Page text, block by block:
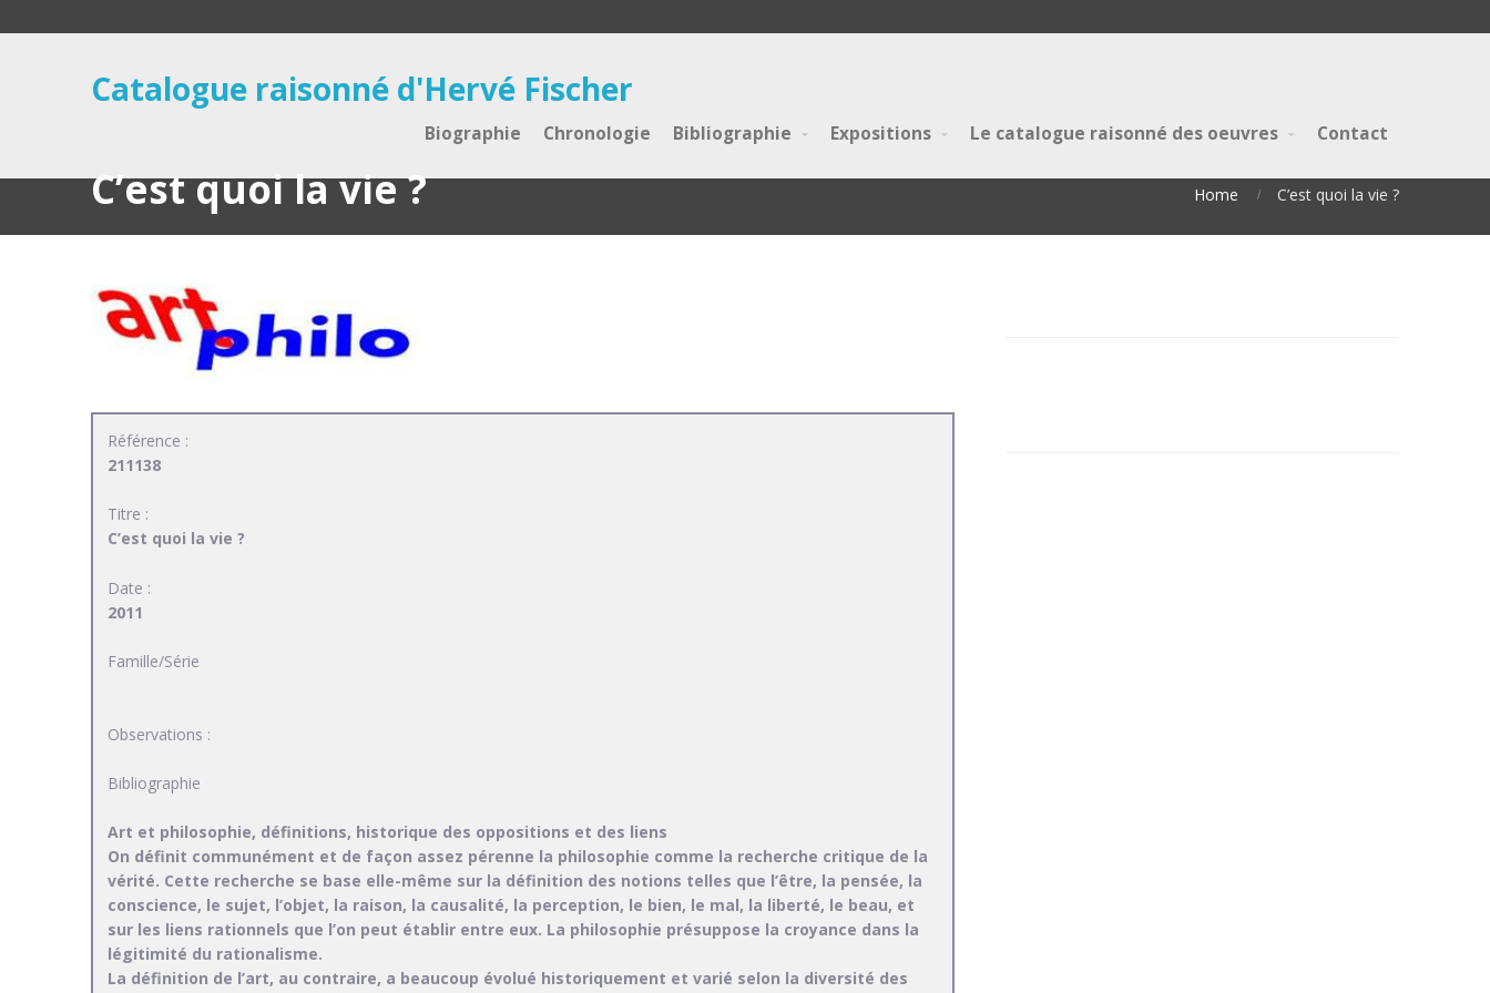
Catalogue raisonné d'Hervé Fischer
Biographie Chronologie Bibliographie Expositions Le catalogue raisonné des oeuvres Contact
C’est quoi la vie ? Home C’est quoi la vie ?
Référence :
211138
Titre :
C’est quoi la vie ?
Date :
2011
Famille/Série
Observations :
Bibliographie
Art et philosophie, définitions, historique des oppositions et des liens
On définit communément et de façon assez pérenne la philosophie comme la recherche critique de la
vérité. Cette recherche se base elle-même sur la définition des notions telles que l’être, la pensée, la
conscience, le sujet, l’objet, la raison, la causalité, la perception, le bien, le mal, la liberté, le beau, et
sur les liens rationnels que l’on peut établir entre eux. La philosophie présuppose la croyance dans la
légitimité du rationalisme.
La définition de l’art, au contraire, a beaucoup évolué historiquement et varié selon la diversité des